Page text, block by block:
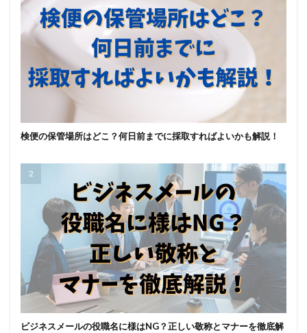
検便の保管場所はどこ？何日前までに採取すればよいかも解説！
ビジネスメールの役職名に様はNG？正しい敬称とマナーを徹底解